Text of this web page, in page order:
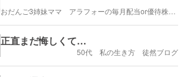
正直まだ悔しくて…
50代 私の生き方 徒然ブログ